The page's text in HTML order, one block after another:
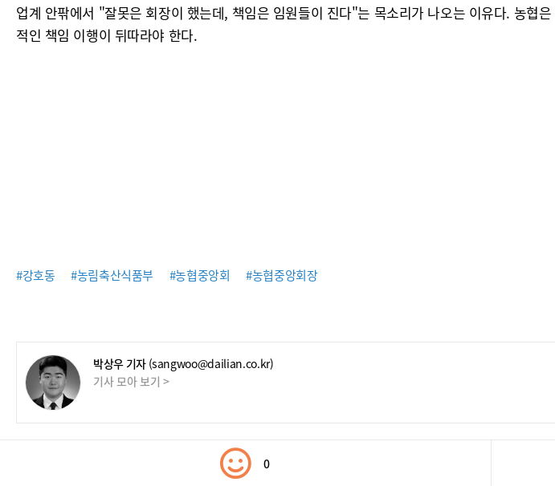
업계 안팎에서 "잘못은 회장이 했는데, 책임은 임원들이 진다"는 목소리가 나오는 이유다. 농협
적인 책임 이행이 뒤따라야 한다.
#강호동 #농림축산식품부 #농협중앙회 #농협중앙회장
박상우 기자 (sangwoo@dailian.co.kr)
기사 모아 보기 >
0